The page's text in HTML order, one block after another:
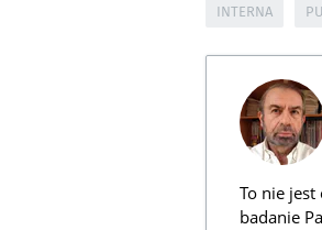
INTERNA
To nie
badanie